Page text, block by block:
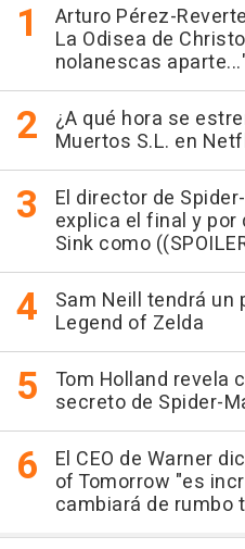
Arturo Pérez-
La Odisea de
nolanescas
¿A qué hora se
Muertos S.L. en
El director de
explica el final y por
Sink como
Sam Neill tendrá un
Legend of Zelda
Tom Holland revela
secreto de Spider-
El CEO de Warner
of Tomorrow "es
cambiará de rumbo